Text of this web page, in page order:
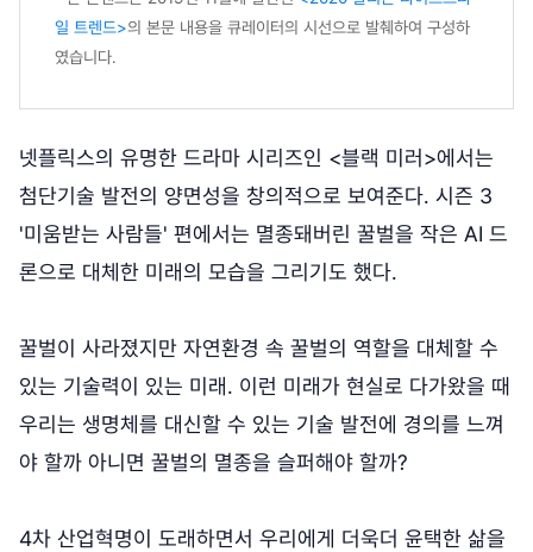
일 트렌드>의 본문 내용을 큐레이터의 시선으로 발췌하여 구성하
였습니다.
넷플릭스의 유명한 드라마 시리즈인 <블랙 미러>에서는
첨단기술 발전의 양면성을 창의적으로 보여준다. 시즌 3
'미움받는 사람들' 편에서는 멸종돼버린 꿀벌을 작은 AI 드
론으로 대체한 미래의 모습을 그리기도 했다.
꿀벌이 사라졌지만 자연환경 속 꿀벌의 역할을 대체할 수
있는 기술력이 있는 미래. 이런 미래가 현실로 다가왔을 때
우리는 생명체를 대신할 수 있는 기술 발전에 경의를 느껴
야 할까 아니면 꿀벌의 멸종을 슬퍼해야 할까?
4차 산업혁명이 도래하면서 우리에게 더욱더 윤택한 삶을